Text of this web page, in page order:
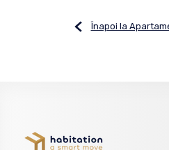
Înapoi la